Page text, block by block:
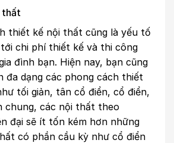
thất
thiết kế nội thất cũng là yếu tố
chi phí thiết kế và thi công
đình bạn. Hiện nay, bạn cũng
đa dạng các phong cách thiết
tối giản, tân cổ điển, cổ điển,
chung, các nội thất theo
đại sẽ ít tốn kém hơn những
có phần cầu kỳ như cổ điển